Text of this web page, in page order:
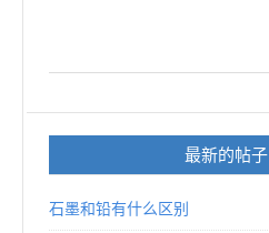
最新的帖子
石墨和铅有什么区别